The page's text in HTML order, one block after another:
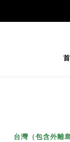
台灣（包含外離